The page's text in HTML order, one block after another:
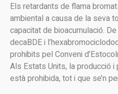
Els retardants de flama
ambiental a causa de la seva
capacitat de bioacumulació.
decaBDE i
prohibits pel Conveni
Als Estats Units, la producció
està prohibida, tot i que se’n